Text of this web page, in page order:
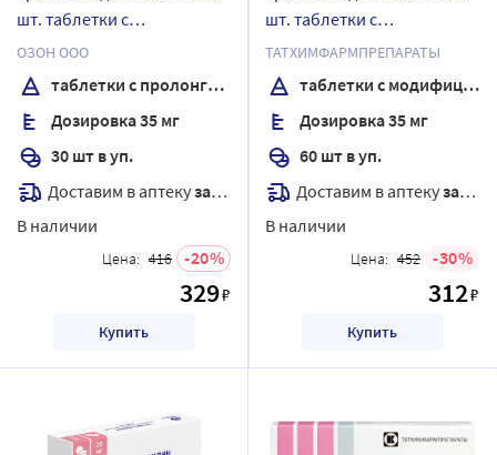
шт. таблетки с
пролонгированным
высвобождением,
покрытые пленочной
оболочкой
ОЗОН ООО
таблетки с пролонгированным высвобождением, покрытые пленочной оболочкой
Дозировка 35 мг
30 шт в уп.
Доставим в аптекузавтра
В наличии
Цена: 416 20
329₽
Купить
шт. таблетки с
модифицированным
высвобождением,
покрытые пленочной
оболочкой
ТАТХИМФАРМПРЕПАРАТЫ
таблетки с модифицированным высвобождением, покрытые пленочной оболочкой
Дозировка 35 мг
60 шт в уп.
Доставим в аптекузавтра
В наличии
Цена: 452 30
312₽
Купить